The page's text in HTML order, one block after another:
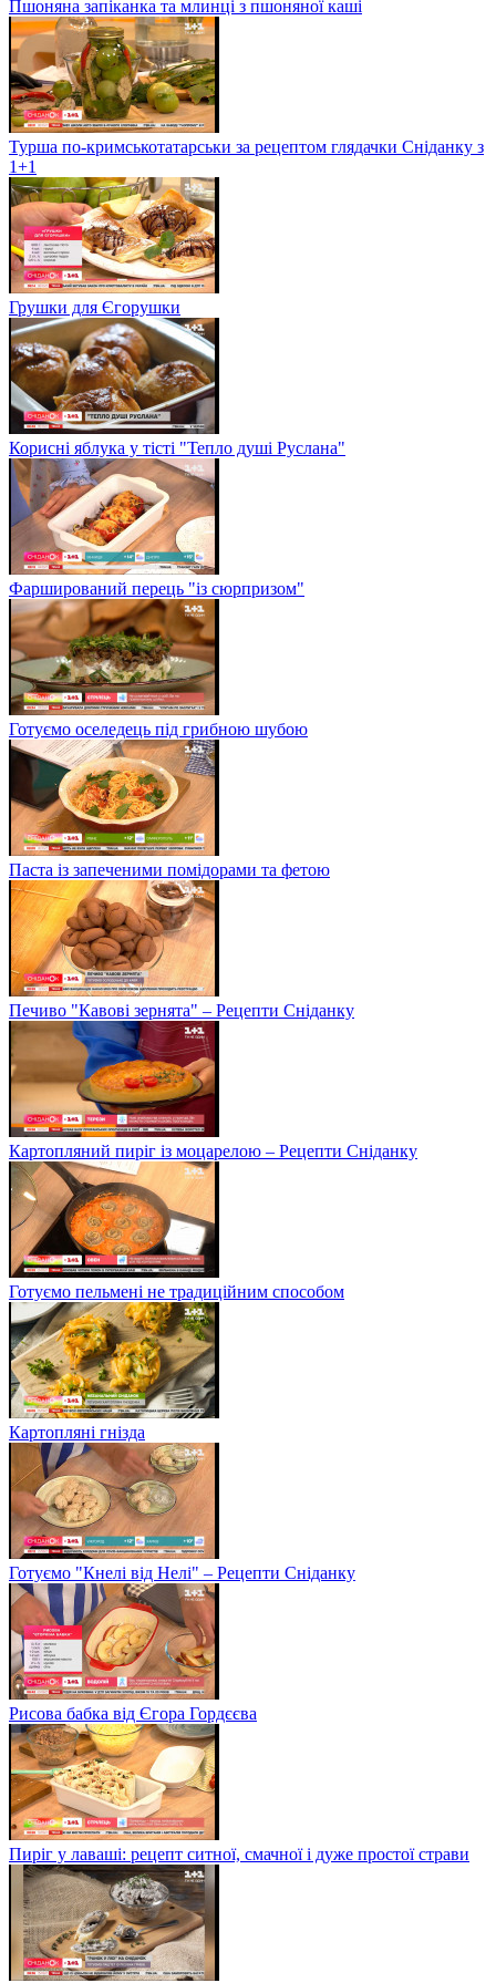
Пшоняна запіканка та млинці з пшоняної каші
Турша по-кримськотатарськи за рецептом глядачки Сніданку з
1+1
Грушки для Єгорушки
Корисні яблука у тісті "Тепло душі Руслана"
Фарширований перець "із сюрпризом"
Готуємо оселедець під грибною шубою
Паста із запеченими помідорами та фетою
Печиво "Кавові зернята" – Рецепти Сніданку
Картопляний пиріг із моцарелою – Рецепти Сніданку
Готуємо пельмені не традиційним способом
Картопляні гнізда
Готуємо "Кнелі від Нелі" – Рецепти Сніданку
Рисова бабка від Єгора Гордєєва
Пиріг у лаваші: рецепт ситної, смачної і дуже простої страви